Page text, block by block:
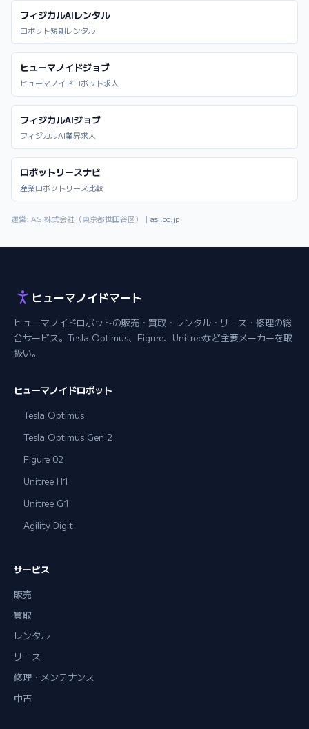
フィジカルAIレンタル
ロボット短期レンタル
ヒューマノイドジョブ
ヒューマノイドロボット求人
フィジカルAIジョブ
フィジカルAI業界求人
ロボットリースナビ
産業ロボットリース比較
運営: ASI株式会社（東京都世田谷区）｜ asi.co.jp
ヒューマノイドマート
ヒューマノイドロボットの販売・買取・レンタル・リース・修理の総
合サービス。Tesla Optimus、Figure、Unitreeなど主要メーカーを取
扱い。
ヒューマノイドロボット
Tesla Optimus
Tesla Optimus Gen 2
Figure 02
Unitree H1
Unitree G1
Agility Digit
サービス
販売
買取
レンタル
リース
修理・メンテナンス
中古